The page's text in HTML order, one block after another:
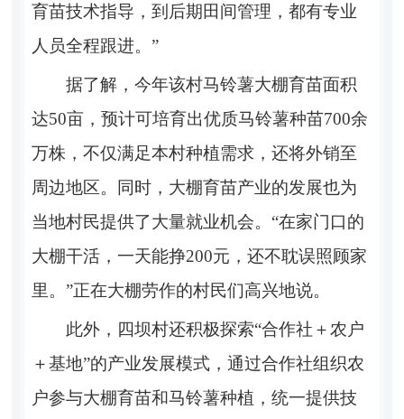
育苗技术指导，到后期田间管理，都有专业
人员全程跟进。”
据了解，今年该村马铃薯大棚育苗面积
达50亩，预计可培育出优质马铃薯种苗700余
万株，不仅满足本村种植需求，还将外销至
周边地区。同时，大棚育苗产业的发展也为
当地村民提供了大量就业机会。“在家门口的
大棚干活，一天能挣200元，还不耽误照顾家
里。”正在大棚劳作的村民们高兴地说。
此外，四坝村还积极探索“合作社＋农户
＋基地”的产业发展模式，通过合作社组织农
户参与大棚育苗和马铃薯种植，统一提供技